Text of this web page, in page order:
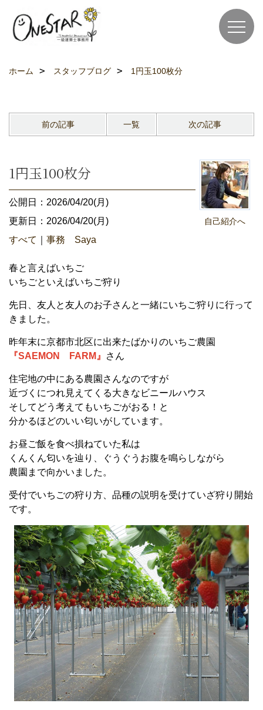
ホーム スタッフブログ 1円玉100枚分
前の記事 一覧 次の記事
自己紹介へ
1円玉100枚分
公開日：2026/04/20(月)
更新日：2026/04/20(月)
すべて
事務 Saya
春と言えばいちご
いちごといえばいちご狩り
先日、友人と友人のお子さんと一緒にいちご狩りに行って
きました。
昨年末に京都市北区に出来たばかりのいちご農園
『SAEMON FARM』
さん
住宅地の中にある農園さんなのですが
近づくにつれ見えてくる大きなビニールハウス
そしてどう考えてもいちごがおる！と
分かるほどのいい匂いがしています。
お昼ご飯を食べ損ねていた私は
くんくん匂いを辿り、ぐうぐうお腹を鳴らしながら
農園まで向かいました。
受付でいちごの狩り方、品種の説明を受けていざ狩り開始
です。